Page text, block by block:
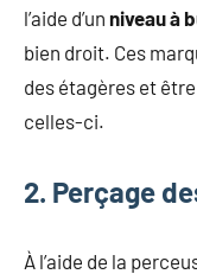
l’aide d’un niveau à
bien droit. Ces
des étagères et
celles-ci.
2. Perçage
À l’aide de la